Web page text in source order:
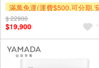
滿萬免運(運費$500,可分期,
裝跨區費另計,單品未滿1萬元
及使用6期以上分期0利率,需付
基本安裝運費)
滿額折$500
$ 22900
$19,900